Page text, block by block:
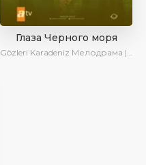
Глаза Черного моря
Gözleri Karadeniz Мелодрама | Драма | Новинки | Сериалы 2025